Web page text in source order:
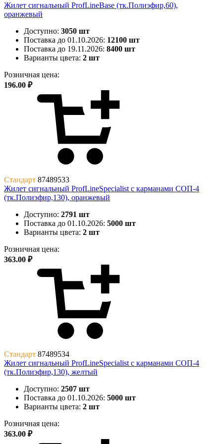
Жилет сигнальный ProfLineBase (тк.Полиэфир,60),
оранжевый
Доступно: 3050 шт
Поставка до 01.10.2026: 12100 шт
Поставка до 19.11.2026: 8400 шт
Варианты цвета: 2 шт
Розничная цена:
196.00 ₽
Стандарт 87489533
Жилет сигнальный ProfLineSpecialist с карманами СОП-4
(тк.Полиэфир,130), оранжевый
Доступно: 2791 шт
Поставка до 01.10.2026: 5000 шт
Варианты цвета: 2 шт
Розничная цена:
363.00 ₽
Стандарт 87489534
Жилет сигнальный ProfLineSpecialist с карманами СОП-4
(тк.Полиэфир,130), желтый
Доступно: 2507 шт
Поставка до 01.10.2026: 5000 шт
Варианты цвета: 2 шт
Розничная цена:
363.00 ₽